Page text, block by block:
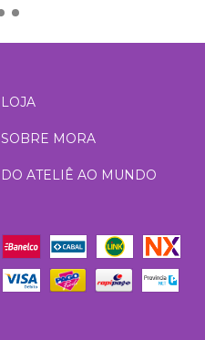
LOJA
SOBRE MORA
DO ATELIÊ AO MUNDO